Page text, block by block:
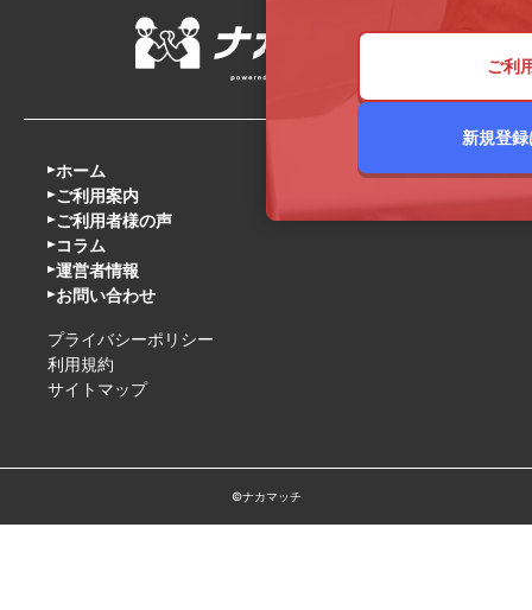
ご利
新規登
ホーム
ご利用案内
ご利用者様の声
コラム
運営者情報
お問い合わせ
プライバシーポリシー
利用規約
サイトマップ
©ナカマッチ